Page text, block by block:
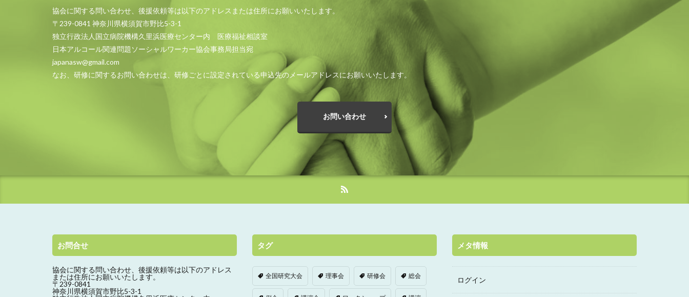
協会に関する問い合わせ、後援依頼等は以下のアドレスまたは住所にお願いいたします。
〒239-0841 神奈川県横須賀市野比5-3-1
独立行政法人国立病院機構久里浜医療センター内 医療福祉相談室
日本アルコール関連問題ソーシャルワーカー協会事務局担当宛
japanasw@gmail.com
なお、研修に関するお問い合わせは、研修ごとに設定されている申込先のメールアドレスにお願いいたします。
お問い合わせ
お問合せ
協会に関する問い合わせ、 後援依頼等は以下のアドレス
または住所にお願いいたします。
〒239-0841
神奈川県横須賀市野比5-3-1
タグ
全国研究大会 理事会 研修会 総会
メタ情報
ログイン